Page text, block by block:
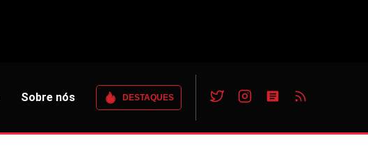
Sobre nós DESTAQUES